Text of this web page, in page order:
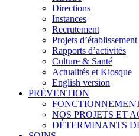
Directions
Instances
Recrutement
Projets d’établissement
Rapports d’activités
Culture & Santé
Actualités et Kiosque
English version
PRÉVENTION
NOS PROJETS ET
DÉTERMINANTS